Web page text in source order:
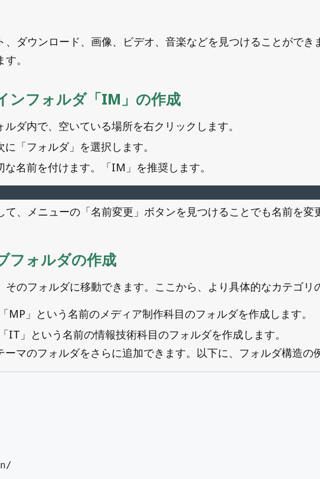
、ダウンロード、画像、ビデオ、音楽などを見つけることがで
。
ンフォルダ「IM」の作成
ルダ内で、空いている場所を右クリックします。
に「フォルダ」を選択します。
名前を付けます。「IM」を推奨します。
て、メニューの「名前変更」ボタンを見つけることでも名前を変
フォルダの作成
そのフォルダに移動できます。ここから、より具体的なカテゴ
MP」という名前のメディア制作科目のフォルダを作成します。
IT」という名前の情報技術科目のフォルダを作成します。
ーマのフォルダをさらに追加できます。以下に、フォルダ構造の